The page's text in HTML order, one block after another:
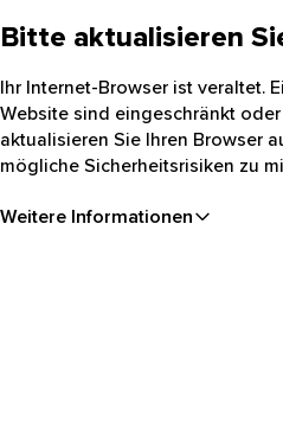
Bitte aktualisieren
Ihr Internet-Browser ist veraltet.
Website sind eingeschränkt
aktualisieren Sie Ihren Browser
mögliche Sicherheitsrisiken zu
Weitere Informationen